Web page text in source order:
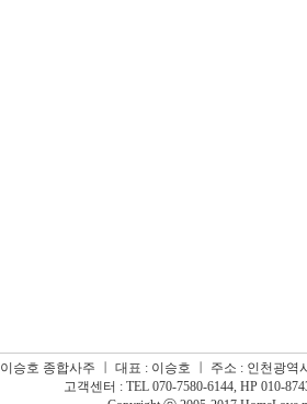
이승호 종합사주 대표 : 이승호
주소 : 인천광역
고객센터 : TEL 070-7580-6144, HP 010-